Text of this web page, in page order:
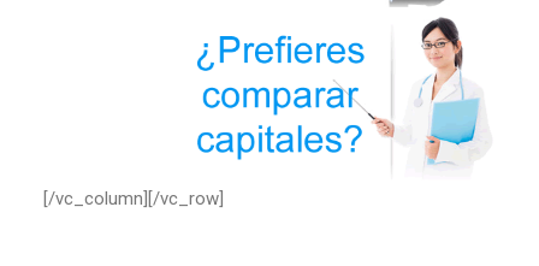
[/vc_column][/vc_row]